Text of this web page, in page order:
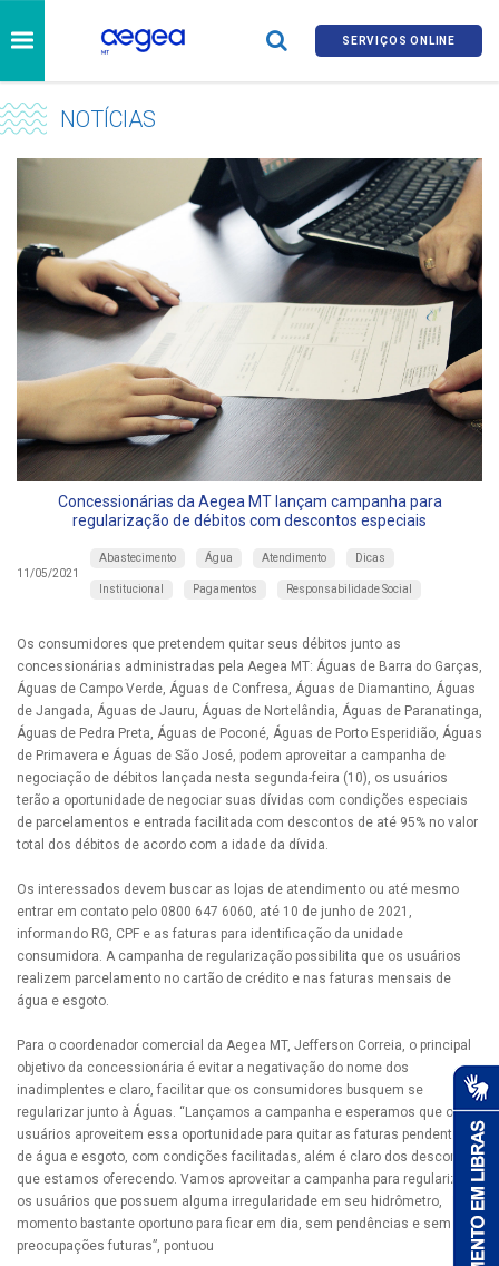
SERVIÇOS ONLINE
NOTÍCIAS
Concessionárias da Aegea MT lançam campanha para
regularização de débitos com descontos especiais
11/05/2021
Abastecimento Água Atendimento Dicas
Institucional Pagamentos Responsabilidade Social
Os consumidores que pretendem quitar seus débitos junto as
concessionárias administradas pela Aegea MT: Águas de Barra do Garças,
Águas de Campo Verde, Águas de Confresa, Águas de Diamantino, Águas
de Jangada, Águas de Jauru, Águas de Nortelândia, Águas de Paranatinga,
Águas de Pedra Preta, Águas de Poconé, Águas de Porto Esperidião, Águas
de Primavera e Águas de São José, podem aproveitar a campanha de
negociação de débitos lançada nesta segunda-feira (10), os usuários
terão a oportunidade de negociar suas dívidas com condições especiais
de parcelamentos e entrada facilitada com descontos de até 95% no valor
total dos débitos de acordo com a idade da dívida.
Os interessados devem buscar as lojas de atendimento ou até mesmo
entrar em contato pelo 0800 647 6060, até 10 de junho de 2021,
informando RG, CPF e as faturas para identificação da unidade
consumidora. A campanha de regularização possibilita que os usuários
realizem parcelamento no cartão de crédito e nas faturas mensais de
água e esgoto.
Para o coordenador comercial da Aegea MT, Jefferson Correia, o principal
objetivo da concessionária é evitar a negativação do nome dos
inadimplentes e claro, facilitar que os consumidores busquem se
regularizar junto à Águas. “Lançamos a campanha e esperamos que os
usuários aproveitem essa oportunidade para quitar as faturas pendentes
de água e esgoto, com condições facilitadas, além é claro dos descontos
que estamos oferecendo. Vamos aproveitar a campanha para regularizar
os usuários que possuem alguma irregularidade em seu hidrômetro,
momento bastante oportuno para ficar em dia, sem pendências e sem
preocupações futuras”, pontuou